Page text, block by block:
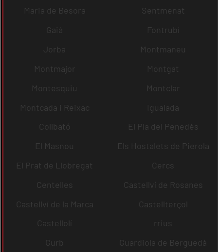
Maria de Besora
Sentmenat
Gaià
Fontrubí
Jorba
Montmaneu
Montmajor
Montgat
Montesquiu
Montclar
Montcada i Reixac
Igualada
Collbató
El Pla del Penedès
El Masnou
Els Hostalets de Pierola
El Prat de Llobregat
Cercs
Centelles
Castellví de Rosanes
Castellví de la Marca
Castellterçol
Castellolí
rrius
Gurb
Guardiola de Berguedà